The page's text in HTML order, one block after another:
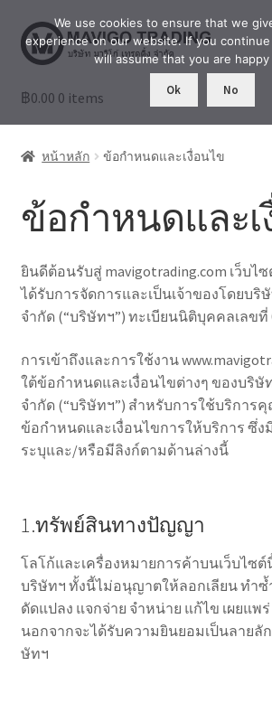
Skip
to
Skip
to
ร้านค้า
บัญชีผู้ใช้ของฉัน
฿0.00 0 items
หน้าหลัก ข้อกำหนดและเงื่อนไข
ข้อกำหนดและเ
ยินดีต้อนรับสู่ mavigotrading.com เว็บไ
ได้รับการจัดการและเป็นเจ้าของโดยบริ
จำกัด (“บริษัทฯ”) ทะเบียนนิติบุคคลเลขที่
การเข้าถึงและการใช้งาน
ใต้ข้อกำหนดและเงื่อนไขต่างๆ ของบริษั
จำกัด (“บริษัทฯ”) สำหรับการใช้บริการ
ข้อกำหนดและเงื่อนไขการให้บริการ ซึ่ง
ระบุและ/หรือมีลิงก์ตามด้านล่างนี้
1.ทรัพย์สินทางปัญญา
โลโก้และเครื่องหมายการค้าบนเว็บไซต์
บริษัทฯ ทั้งนี้ไม่อนุญาตให้ลอกเลียน ทำซ้
ดัดแปลง แจกจ่าย จำหน่าย แก้ไข เผยแพ
นอกจากจะได้รับความยินยอมเป็นลาย
ษัทฯ
We use cookies to ensure that we
experience on our website. If you
will assume that you are
Ok No